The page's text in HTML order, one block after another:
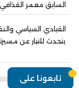
السابق معمر القذافي
القيادي السياسي
يتحدث للتيار عن
تابعونا على